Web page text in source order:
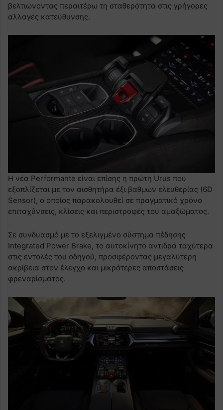
βελτιώνοντας περαιτέρω τη σταθερότητα στις γρήγορες
αλλαγές κατεύθυνσης.
Η νέα Performante είναι επίσης η πρώτη Urus που
εξοπλίζεται με τον αισθητήρα έξι βαθμών ελευθερίας (6D
Sensor), ο οποίος παρακολουθεί σε πραγματικό χρόνο
επιταχύνσεις, κλίσεις και περιστροφές του αμαξώματος.
Σε συνδυασμό με το εξελιγμένο σύστημα πέδησης
Integrated Power Brake, το αυτοκίνητο αντιδρά ταχύτερα
στις εντολές του οδηγού, προσφέροντας μεγαλύτερη
ακρίβεια στον έλεγχο και μικρότερες αποστάσεις
φρεναρίσματος.